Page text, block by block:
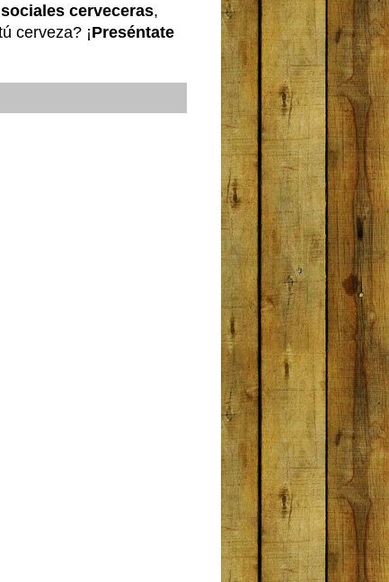
cerveceras,
cerveza? ¡Preséntate